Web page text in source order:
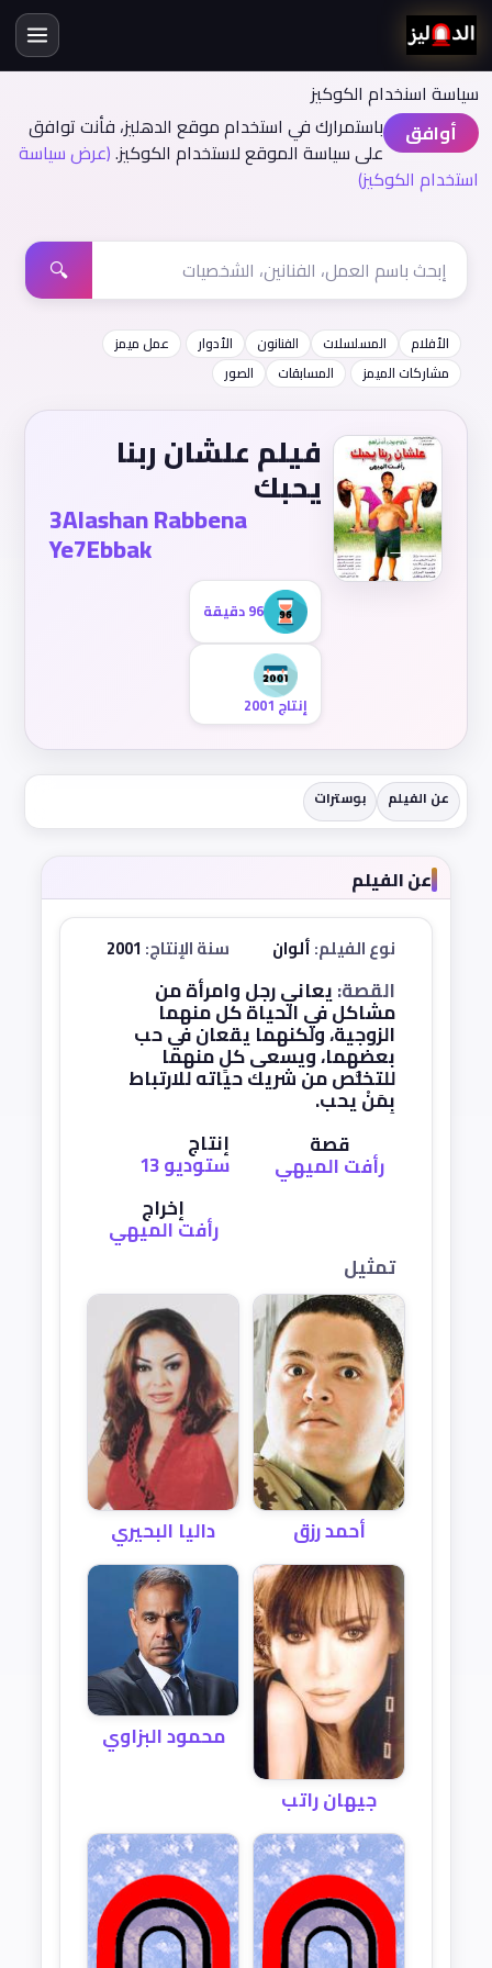
سياسة اسنخدام الكوكيز
أوافق
باستمرارك في استخدام موقع الدهليز، فأنت توافق
على سياسة الموقع لاستخدام الكوكيز.(عرض سياسة
استخدام الكوكيز)
🔍
الأفلام المسلسلات الفنانون الأدوار
عمل ميمز
مشاركات الميمز
المسابقات الصور
فيلم علشان ربنا
يحبك
3Alashan Rabbena
Ye7Ebbak
96 دقيقة
إنتاج 2001
عن الفيلم بوسترات
عن الفيلم
نوع الفيلم:ألوان سنة الإنتاج:
القصة:يعاني رجل وامرأة من
مشاكل في الحياة كل منهما
الزوجية، ولكنهما يقعان في حب
بعضهما، ويسعى كلٍ منهما
للتخلُّص من شريك حياته للارتباط
بِمَنْ يحب.
قصة
رأفت الميهي
إنتاج
ستوديو 13
إخراج
رأفت الميهي
تمثيل
أحمد رزق داليا البحيري
جيهان راتب
محمود البزاوي